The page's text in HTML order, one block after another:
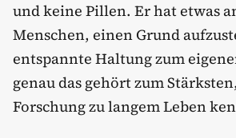
und keine Pillen. Er hat etwas
Menschen, einen Grund
entspannte Haltung zum
genau das gehört zum
Forschung zu langem Leben